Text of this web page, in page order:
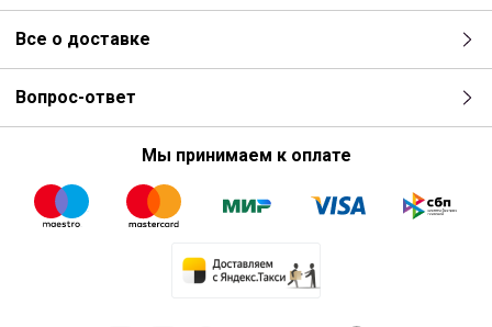
Все о доставке
Вопрос-ответ
Мы принимаем к оплате